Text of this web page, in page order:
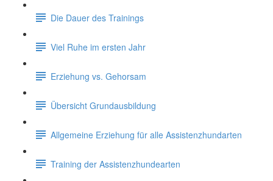
Die Dauer des Trainings
Viel Ruhe im ersten Jahr
Erziehung vs. Gehorsam
Übersicht Grundausbildung
Allgemeine Erziehung für alle Assistenzhundarten
Training der Assistenzhundearten